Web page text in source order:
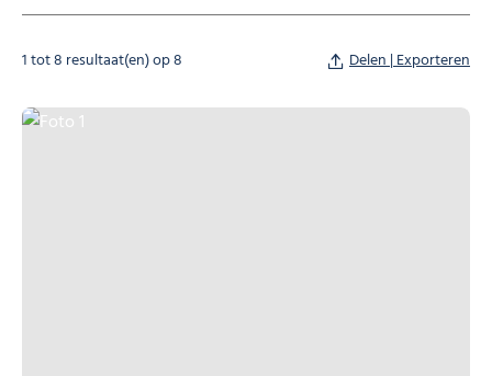
1 tot 8 resultaat(en) op 8 Delen | Exporteren
Foto 1